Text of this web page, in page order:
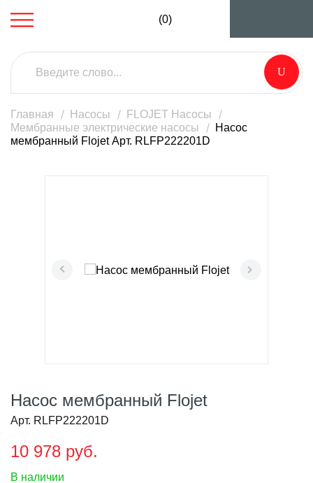
(0)
Главная Насосы
FLOJET Насосы
Мембранные электрические насосы
Насос
мембранный Flojet Арт. RLFP222201D
Насос мембранный Flojet
Арт. RLFP222201D
10 978 руб.
В наличии